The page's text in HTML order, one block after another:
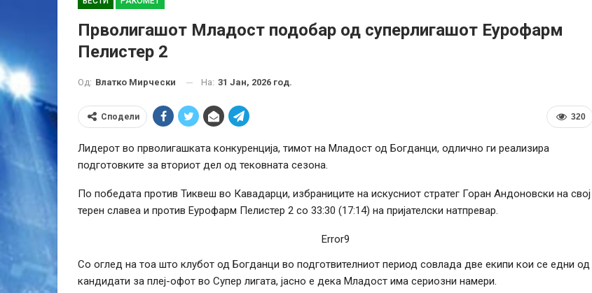
Прволигашот Младост подобар од суперлигашот Еурофарм
Пелистер 2
Од: Влатко Мирчески На: 31 Јан, 2026 год.
320
Сподели
Лидерот во прволигашката конкуренција, тимот на Младост од Богданци, одлично ги реализира
подготовките за вториот дел од тековната сезона.
По победата против Тиквеш во Кавадарци, избраниците на искусниот стратег Горан Андоновски на свој
терен славеа и против Еурофарм Пелистер 2 со 33:30 (17:14) на пријателски натпревар.
Error9
Со оглед на тоа што клубот од Богданци во подготвителниот период совлада две екипи кои се едни од
кандидати за плеј-офот во Супер лигата, јасно е дека Младост има сериозни намери.